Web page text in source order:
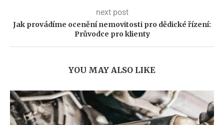
next post
Jak provádíme ocenění nemovitosti pro dědické řízení:
Průvodce pro klienty
YOU MAY ALSO LIKE